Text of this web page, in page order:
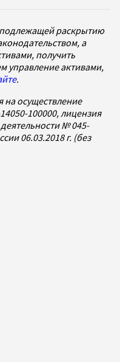
раскрытию
а
получить
управление активами,
.
осуществление
100000, лицензия
№ 045-
06.03.2018 г. (без